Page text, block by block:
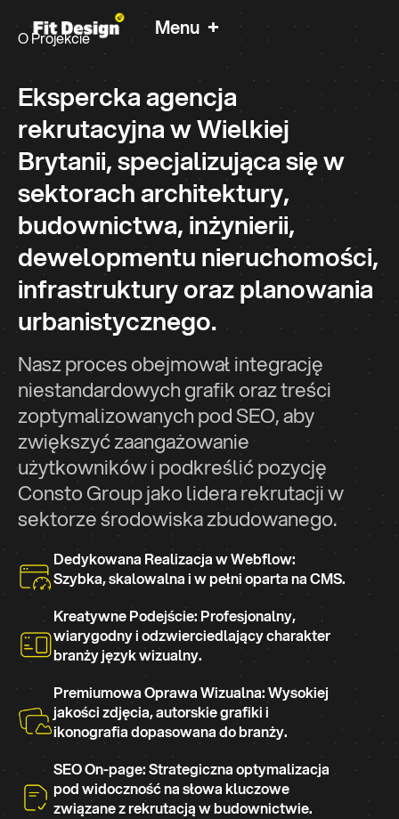
Menu +
Consto Group
Agencja Rekrutacyjna – Łączymy wyjątkowe
talenty.
O Projekcie
Ekspercka agencja
rekrutacyjna w Wielkiej
Brytanii, specjalizująca się w
sektorach architektury,
budownictwa, inżynierii,
dewelopmentu nieruchomości,
infrastruktury oraz planowania
urbanistycznego.
Nasz proces obejmował integrację
niestandardowych grafik oraz treści
zoptymalizowanych pod SEO, aby
zwiększyć zaangażowanie
użytkowników i podkreślić pozycję
Consto Group jako lidera rekrutacji w
sektorze środowiska zbudowanego.
Dedykowana Realizacja w Webflow:
Szybka, skalowalna i w pełni oparta na CMS.
Kreatywne Podejście: Profesjonalny,
wiarygodny i odzwierciedlający charakter
branży język wizualny.
Premiumowa Oprawa Wizualna: Wysokiej
jakości zdjęcia, autorskie grafiki i
ikonografia dopasowana do branży.
SEO On-page: Strategiczna optymalizacja
pod widoczność na słowa kluczowe
związane z rekrutacją w budownictwie.